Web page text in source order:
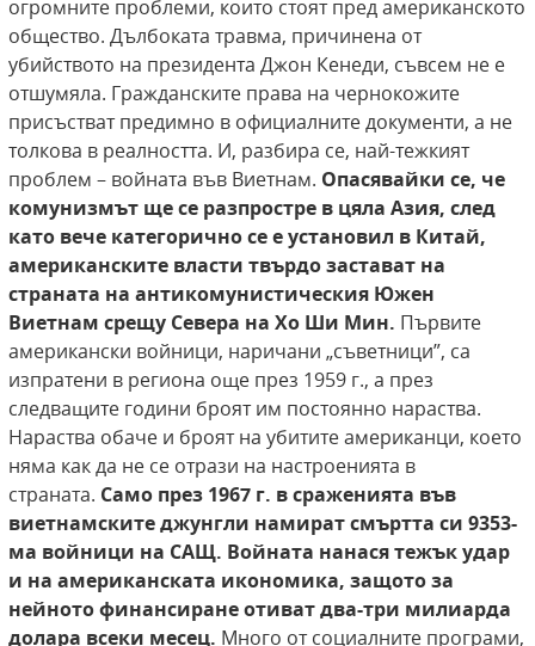
огромните проблеми, които стоят пред американското
общество. Дълбоката травма, причинена от
убийството на президента Джон Кенеди, съвсем не е
отшумяла. Гражданските права на чернокожите
присъстват предимно в официалните документи, а не
толкова в реалността. И, разбира се, най-тежкият
проблем – войната във Виетнам. Опасявайки се, че
комунизмът ще се разпростре в цяла Азия, след
като вече категоричносе е установил в Китай,
американските власти твърдо застават на
страната на антикомунистическия Южен
Виетнам срещу Севера на Хо Ши Мин. Първите
американски войници, наричани „съветници”, са
изпратени в региона още през 1959 г., а през
следващите години броят им постоянно нараства.
Нараства обаче и броят на убитите американци, което
няма как да не се отрази на настроенията в
страната. Само през 1967 г. в сраженията във
виетнамските джунгли намират смъртта си 9353-
ма войници на САЩ. Войната нанася тежък удар
и на американската икономика, защото за
нейното финансиране отиват два-три милиарда
долара всеки месец. Много от социалните програми,